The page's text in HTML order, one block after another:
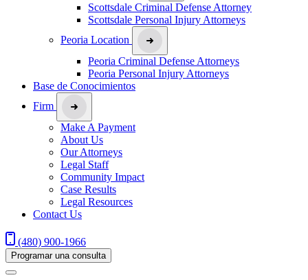
Scottsdale Criminal Defense Attorney
Scottsdale Personal Injury Attorneys
Peoria Location
Peoria Criminal Defense Attorneys
Peoria Personal Injury Attorneys
Base de Conocimientos
Firm
Make A Payment
About Us
Our Attorneys
Legal Staff
Community Impact
Case Results
Legal Resources
Contact Us
(480) 900-1966
Programar una consulta